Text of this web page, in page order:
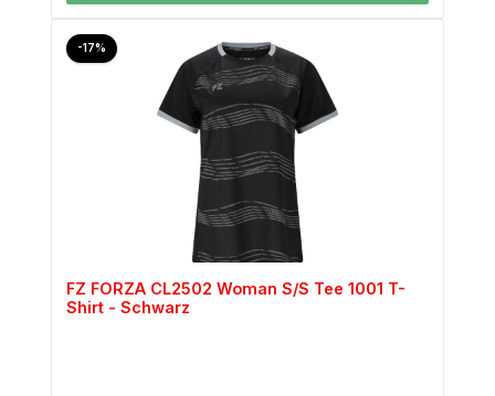
-17%Rabatt
FZ FORZA CL2502 Woman S/S Tee 1001 T-
Shirt - Schwarz